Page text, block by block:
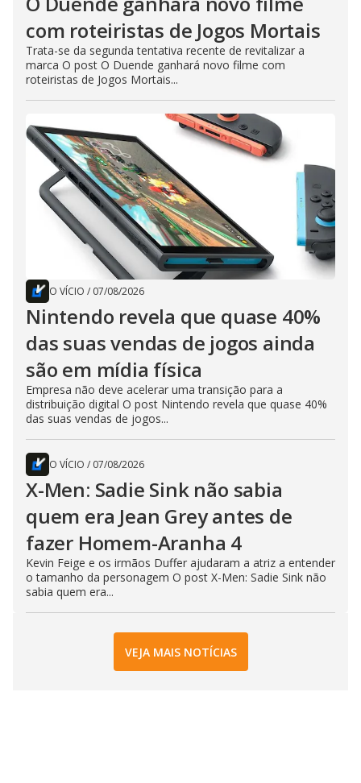
com roteiristas de Jogos Mortais
Trata-se da segunda tentativa recente de revitalizar a
marca O post O Duende ganhará novo filme com
roteiristas de Jogos Mortais...
O VÍCIO / 07/08/2026
Nintendo revela que quase 40%
das suas vendas de jogos ainda
são em mídia física
Empresa não deve acelerar uma transição para a
distribuição digital O post Nintendo revela que quase 40%
das suas vendas de jogos...
O VÍCIO / 07/08/2026
X-Men: Sadie Sink não sabia
quem era Jean Grey antes de
fazer Homem-Aranha 4
Kevin Feige e os irmãos Duffer ajudaram a atriz a entender
o tamanho da personagem O post X-Men: Sadie Sink não
sabia quem era...
VEJA MAIS NOTÍCIAS